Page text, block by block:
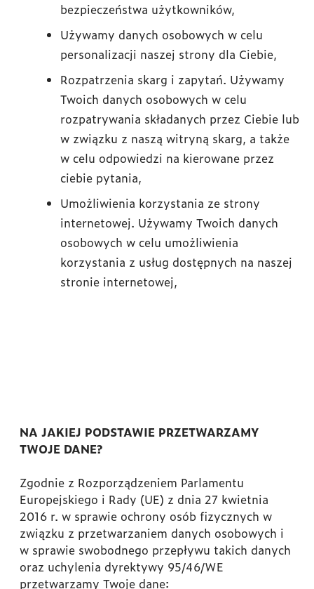
bezpieczeństwa użytkowników,
Używamy danych osobowych w celu
personalizacji naszej strony dla Ciebie,
Rozpatrzenia skarg i zapytań. Używamy
Twoich danych osobowych w celu
rozpatrywania składanych przez Ciebie lub
w związku z naszą witryną skarg, a także
w celu odpowiedzi na kierowane przez
ciebie pytania,
Umożliwienia korzystania ze strony
internetowej. Używamy Twoich danych
osobowych w celu umożliwienia
korzystania z usług dostępnych na naszej
stronie internetowej,
NA JAKIEJ PODSTAWIE PRZETWARZAMY
TWOJE DANE?
Zgodnie z Rozporządzeniem Parlamentu
Europejskiego i Rady (UE) z dnia 27 kwietnia
2016 r. w sprawie ochrony osób fizycznych w
związku z przetwarzaniem danych osobowych i
w sprawie swobodnego przepływu takich danych
oraz uchylenia dyrektywy 95/46/WE
przetwarzamy Twoje dane: